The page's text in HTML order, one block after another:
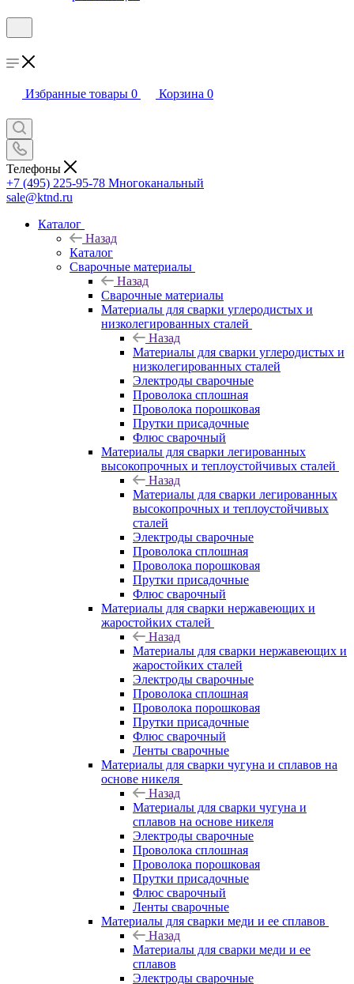
Избранные товары 0 Корзина 0
Телефоны
+7 (495) 225-95-78 Многоканальный
sale@ktnd.ru
Каталог
Назад
Каталог
Сварочные материалы
Назад
Сварочные материалы
Материалы для сварки углеродистых и
низколегированных сталей
Назад
Материалы для сварки углеродистых и
низколегированных сталей
Электроды сварочные
Проволока сплошная
Проволока порошковая
Прутки присадочные
Флюс сварочный
Материалы для сварки легированных
высокопрочных и теплоустойчивых сталей
Назад
Материалы для сварки легированных
высокопрочных и теплоустойчивых
сталей
Электроды сварочные
Проволока сплошная
Проволока порошковая
Прутки присадочные
Флюс сварочный
Материалы для сварки нержавеющих и
жаростойких сталей
Назад
Материалы для сварки нержавеющих и
жаростойких сталей
Электроды сварочные
Проволока сплошная
Проволока порошковая
Прутки присадочные
Флюс сварочный
Ленты сварочные
Материалы для сварки чугуна и сплавов на
основе никеля
Назад
Материалы для сварки чугуна и
сплавов на основе никеля
Электроды сварочные
Проволока сплошная
Проволока порошковая
Прутки присадочные
Флюс сварочный
Ленты сварочные
Материалы для сварки меди и ее сплавов
Назад
Материалы для сварки меди и ее
сплавов
Электроды сварочные